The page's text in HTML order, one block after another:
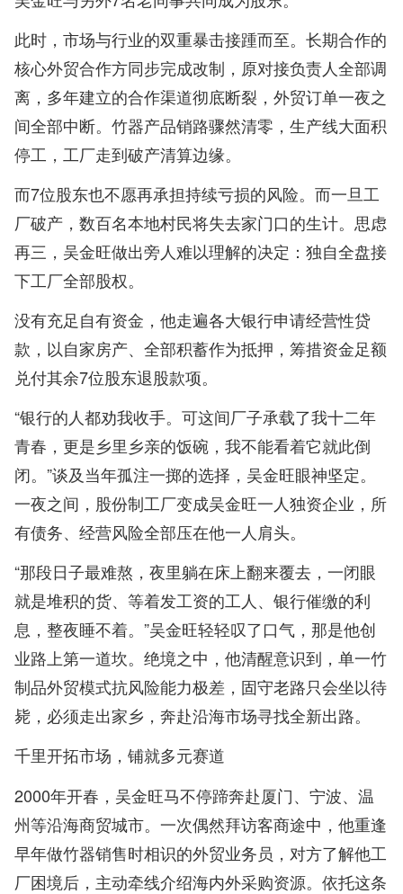
此时，市场与行业的双重暴击接踵而至。长期合作的
核心外贸合作方同步完成改制，原对接负责人全部调
离，多年建立的合作渠道彻底断裂，外贸订单一夜之
间全部中断。竹器产品销路骤然清零，生产线大面积
停工，工厂走到破产清算边缘。
而7位股东也不愿再承担持续亏损的风险。而一旦工
厂破产，数百名本地村民将失去家门口的生计。思虑
再三，吴金旺做出旁人难以理解的决定：独自全盘接
下工厂全部股权。
没有充足自有资金，他走遍各大银行申请经营性贷
款，以自家房产、全部积蓄作为抵押，筹措资金足额
兑付其余7位股东退股款项。
“银行的人都劝我收手。可这间厂子承载了我十二年
青春，更是乡里乡亲的饭碗，我不能看着它就此倒
闭。”谈及当年孤注一掷的选择，吴金旺眼神坚定。
一夜之间，股份制工厂变成吴金旺一人独资企业，所
有债务、经营风险全部压在他一人肩头。
“那段日子最难熬，夜里躺在床上翻来覆去，一闭眼
就是堆积的货、等着发工资的工人、银行催缴的利
息，整夜睡不着。”吴金旺轻轻叹了口气，那是他创
业路上第一道坎。绝境之中，他清醒意识到，单一竹
制品外贸模式抗风险能力极差，固守老路只会坐以待
毙，必须走出家乡，奔赴沿海市场寻找全新出路。
千里开拓市场，铺就多元赛道
2000年开春，吴金旺马不停蹄奔赴厦门、宁波、温
州等沿海商贸城市。一次偶然拜访客商途中，他重逢
早年做竹器销售时相识的外贸业务员，对方了解他工
厂困境后，主动牵线介绍海内外采购资源。依托这条